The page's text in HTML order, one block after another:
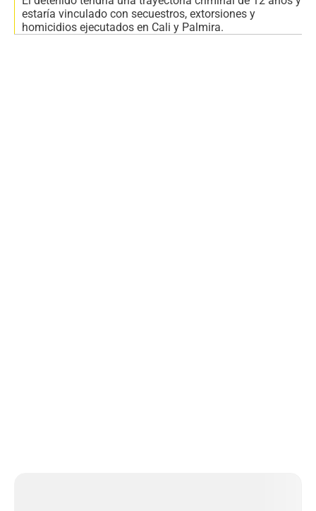
estaría vinculado con secuestros, extorsiones y
homicidios ejecutados en Cali y Palmira.